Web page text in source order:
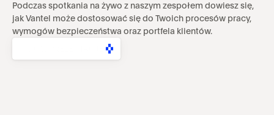
Podczas spotkania na żywo z naszym zespołem dowiesz się,
jak Vantel może dostosować się do Twoich procesów pracy,
wymogów bezpieczeństwa oraz portfela klientów.